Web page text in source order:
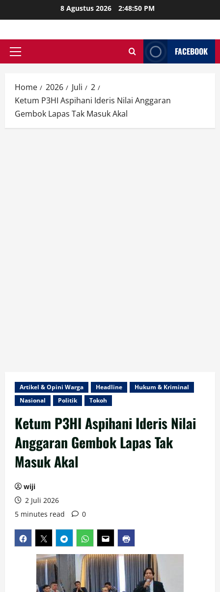
to
8 Agustus 2026 2:48:51 PM
Primary
FACEBOOK
Home 2026 Juli
2
Ketum P3HI Aspihani Ideris Nilai Anggaran
Gembok Lapas Tak Masuk Akal
Artikel & Opini Warga Headline
Hukum & Kriminal
Nasional
Politik Tokoh
Ketum P3HI Aspihani Ideris Nilai
Anggaran Gembok Lapas Tak
Masuk Akal
wiji
2 Juli 2026
5 minutes read
0